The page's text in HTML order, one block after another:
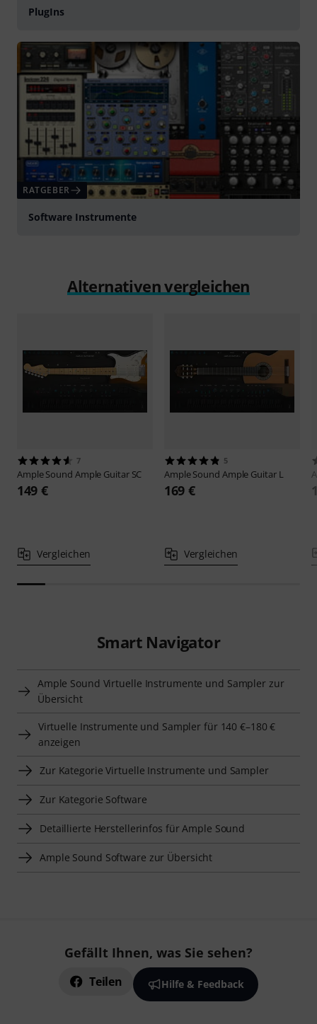
PlugIns
RATGEBER
Software Instrumente
Alternativen vergleichen
7
Ample Sound Ample Guitar SC
149 €
Vergleichen
5
Ample Sound Ample Guitar L
169 €
Vergleichen
Smart Navigator
Ample Sound Virtuelle Instrumente und Sampler zur
Übersicht
Virtuelle Instrumente und Sampler für 140 €–180 €
anzeigen
Zur Kategorie Virtuelle Instrumente und Sampler
Zur Kategorie Software
Detaillierte Herstellerinfos für Ample Sound
Ample Sound Software zur Übersicht
Gefällt Ihnen, was Sie sehen?
Teilen Hilfe & Feedback